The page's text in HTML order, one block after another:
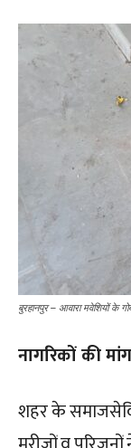
बुरहानपुर – आवारा मवेशियों के
नागरिकों की मांग
शहर के